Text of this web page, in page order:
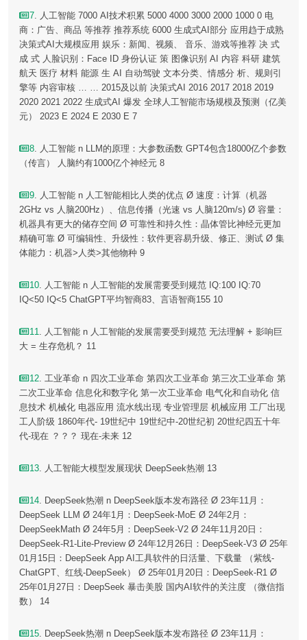
7. 人工智能 7000 AI技术积累 5000 4000 3000 2000 1000 0 电
商：广告、商品 等推荐 推荐系统 6000 生成式AI部分 应用趋于成熟
决策式AI大规模应用 娱乐：新闻、视频、 音乐、游戏等推荐 决 式
成 式 人脸识别：Face ID 身份认证 策 图像识别 AI 内容 科研 建筑
航天 医疗 材料 能源 生 AI 自动驾驶 文本分类、情感分 析、规则引
擎等 内容审核 … … 2015及以前 决策式AI 2016 2017 2018 2019
2020 2021 2022 生成式AI 爆发 全球人工智能市场规模及预测（亿美
元） 2023 E 2024 E 2030 E 7
8. 人工智能 n LLM的原理：大参数函数 GPT4包含18000亿个参数
（传言） 人脑约有1000亿个神经元 8
9. 人工智能 n 人工智能相比人类的优点 Ø 速度：计算（机器
2GHz vs 人脑200Hz）、信息传播（光速 vs 人脑120m/s) Ø 容量：
机器具有更大的储存空间 Ø 可靠性和持久性：晶体管比神经元更加
精确可靠 Ø 可编辑性、升级性：软件更容易升级、修正、测试 Ø 集
体能力：机器>人类>其他物种 9
10. 人工智能 n 人工智能的发展需要受到规范 IQ:100 IQ:70
IQ<50 IQ<5 ChatGPT平均智商83、言语智商155 10
11. 人工智能 n 人工智能的发展需要受到规范 无法理解 + 影响巨
大 = 生存危机？ 11
12. 工业革命 n 四次工业革命 第四次工业革命 第三次工业革命 第
二次工业革命 信息化和数字化 第一次工业革命 电气化和自动化 信
息技术 机械化 电器应用 流水线出现 专业管理层 机械应用 工厂出现
工人阶级 1860年代- 19世纪中 19世纪中-20世纪初 20世纪四五十年
代-现在 ？？？ 现在-未来 12
13. 人工智能大模型发展现状 DeepSeek热潮 13
14. DeepSeek热潮 n DeepSeek版本发布路径 Ø 23年11月：
DeepSeek LLM Ø 24年1月：DeepSeek-MoE Ø 24年2月：
DeepSeekMath Ø 24年5月：DeepSeek-V2 Ø 24年11月20日：
DeepSeek-R1-Lite-Preview Ø 24年12月26日：DeepSeek-V3 Ø 25年
01月15日：DeepSeek App AI工具软件的日活量、下载量 （紫线-
ChatGPT、红线-DeepSeek） Ø 25年01月20日：DeepSeek-R1 Ø
25年01月27日：DeepSeek 暴击美股 国内AI软件的关注度 （微信指
数） 14
15. DeepSeek热潮 n DeepSeek版本发布路径 Ø 23年11月：